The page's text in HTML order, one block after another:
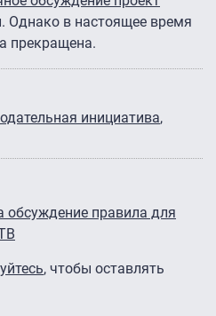
Однако в настоящее время
прекращена.
инициатива
правила для
, чтобы оставлять